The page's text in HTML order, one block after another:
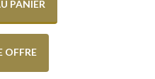
PANIER
OFFRE